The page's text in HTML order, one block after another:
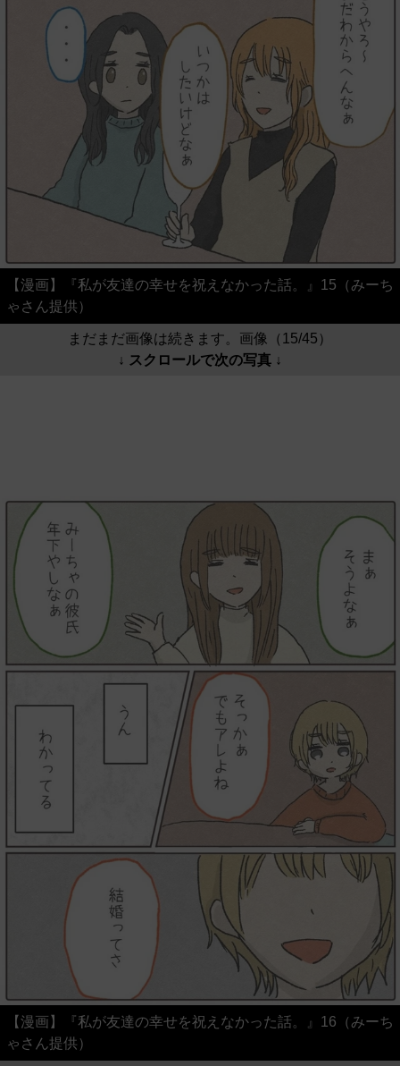
【漫画】『私が友達の幸せを祝えなかった話。』15（みーち
ゃさん提供）
まだまだ画像は続きます。画像（15/45）
↓ スクロールで次の写真 ↓
【漫画】『私が友達の幸せを祝えなかった話。』16（みーち
ゃさん提供）